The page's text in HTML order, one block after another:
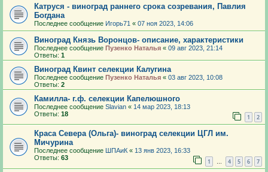
Катруся - виноград раннего срока созревания, Павлия
Богдана
Последнее сообщение Игорь71 « 07 ноя 2023, 14:06
Виноград Князь Воронцов- описание, характеристики
Последнее сообщение Пузенко Наталья « 09 авг 2023, 21:14
Ответы: 1
Виноград Квинт селекции Калугина
Последнее сообщение Пузенко Наталья « 03 авг 2023, 10:08
Ответы: 2
Камилла- г.ф. селекции Капелюшного
Последнее сообщение Slavian « 14 мар 2023, 18:13
Ответы: 18 1 2
Краса Севера (Ольга)- виноград селекции ЦГЛ им.
Мичурина
Последнее сообщение ШПАиК « 13 янв 2023, 16:33
Ответы: 63 1 … 4 5 6 7